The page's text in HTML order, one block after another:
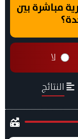
مباشرة بين
لا
النتائج